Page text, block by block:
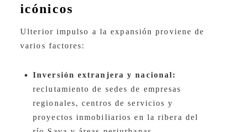
icónicos
Ulterior impulso a la expansión proviene de
varios factores:
Inversión extranjera y nacional:
reclutamiento de sedes de empresas
regionales, centros de servicios y
proyectos inmobiliarios en la ribera del